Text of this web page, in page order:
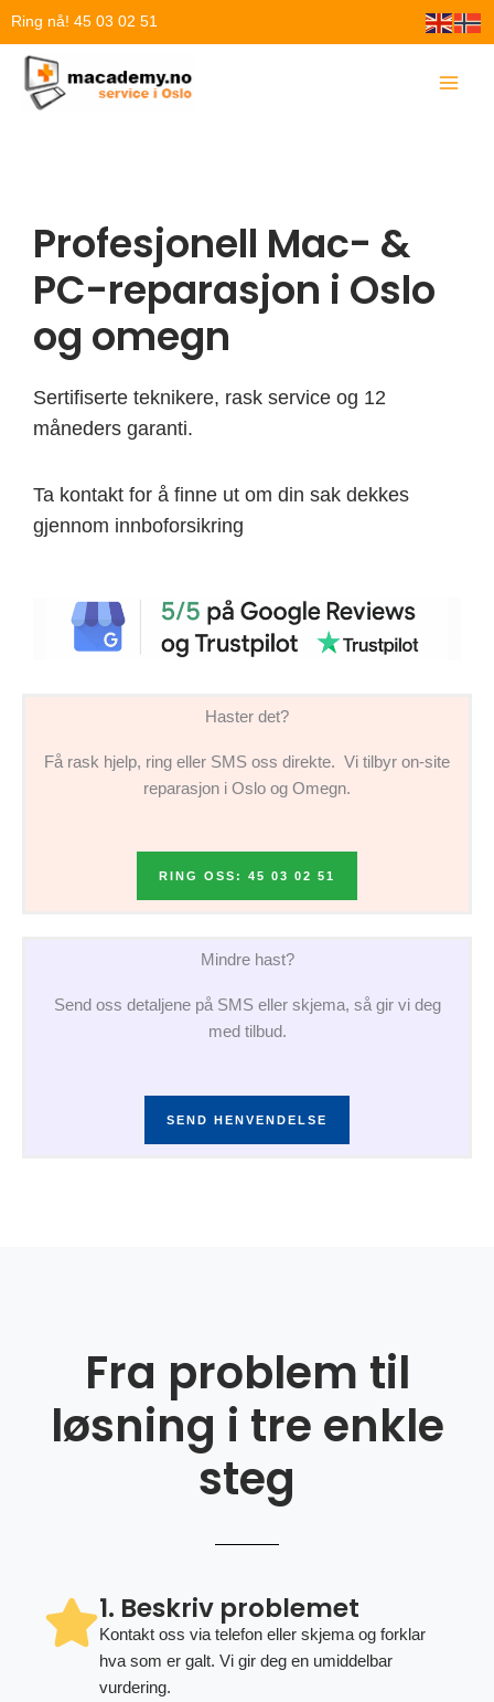
Hopp
innholdet
Ring nå! 45 03 02 51
Profesjonell Mac- &
PC-reparasjon i Oslo
og omegn
Sertifiserte teknikere, rask service og 12
måneders garanti.
Ta kontakt for å finne ut om din sak dekkes
gjennom innboforsikring
Haster det?
Få rask hjelp, ring eller SMS oss direkte. Vi tilbyr on-site
reparasjon i Oslo og Omegn.
RING OSS: 45 03 02 51
Mindre hast?
Send oss detaljene på SMS eller skjema, så gir vi deg
med tilbud.
SEND HENVENDELSE
Fra problem til
løsning i tre enkle
steg
1. Beskriv problemet
Kontakt oss via telefon eller skjema og forklar
hva som er galt. Vi gir deg en umiddelbar
vurdering.